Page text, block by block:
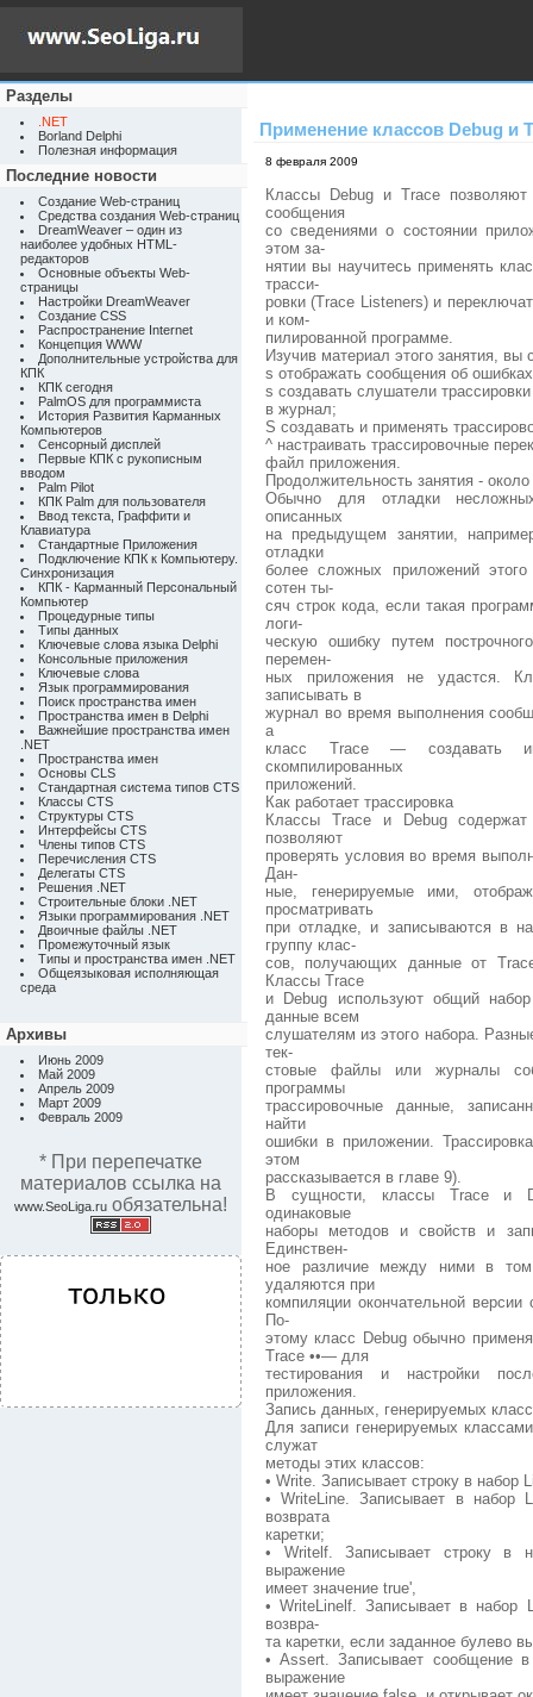
Разделы
.NET
Borland Delphi
Полезная информация
Последние новости
Создание Web-страниц
Средства создания Web-страниц
DreamWeaver – один из
наиболее удобных HTML-
редакторов
Основные объекты Web-
страницы
Настройки DreamWeaver
Создание CSS
Распространение Internet
Концепция WWW
Дополнительные устройства для
КПК
КПК сегодня
PalmOS для программиста
История Развития Карманных
Компьютеров
Сенсорный дисплей
Первые КПК с рукописным
вводом
Palm Pilot
КПК Palm для пользователя
Ввод текста, Граффити и
Клавиатура
Стандартные Приложения
Подключение КПК к Компьютеру.
Синхронизация
КПК - Карманный Персональный
Компьютер
Процедурные типы
Типы данных
Ключевые слова языка Delphi
Консольные приложения
Ключевые слова
Язык программирования
Поиск пространства имен
Пространства имен в Delphi
Важнейшие пространства имен
.NET
Пространства имен
Основы CLS
Стандартная система типов CTS
Классы CTS
Структуры CTS
Интерфейсы CTS
Члены типов CTS
Перечисления CTS
Делегаты CTS
Решения .NET
Строительные блоки .NET
Языки программирования .NET
Двоичные файлы .NET
Промежуточный язык
Типы и пространства имен .NET
Общеязыковая исполняющая
среда
Архивы
Июнь 2009
Май 2009
Апрель 2009
Март 2009
Февраль 2009
* При перепечатке
материалов ссылка на
www.SeoLiga.ru обязательна!
Применение классов Debug и
8 февраля 2009
Классы Debug и Trace
сообщения
со сведениями о состоянии
этом за-
нятии вы научитесь применять
трасси-
ровки (Trace Listeners) и
и ком-
пилированной программе.
Изучив материал этого занятия, вы
s отображать сообщения об
s создавать слушатели
в журнал;
S создавать и применять
^ настраивать трассировочные
файл приложения.
Продолжительность занятия -
Обычно для отладки
описанных
на предыдущем занятии,
отладки
более сложных приложений
сотен ты-
сяч строк кода, если такая
логи-
ческую ошибку путем
перемен-
ных приложения не удастся.
записывать в
журнал во время выполнения
а
класс Trace — создавать
скомпилированных
приложений.
Как работает трассировка
Классы Trace и Debug
позволяют
проверять условия во время
Дан-
ные, генерируемые ими,
просматривать
при отладке, и записываются в
группу клас-
сов, получающих данные от
Классы Trace
и Debug используют общий
данные всем
слушателям из этого набора.
тек-
стовые файлы или журналы
программы
трассировочные данные,
найти
ошибки в приложении.
этом
рассказывается в главе 9).
В сущности, классы Trace и
одинаковые
наборы методов и свойств и
Единствен-
ное различие между ними в
удаляются при
компиляции окончательной
По-
этому класс Debug обычно
Trace ••— для
тестирования и настройки
приложения.
Запись данных, генерируемых
Для записи генерируемых
служат
методы этих классов:
• Write. Записывает строку в набор
• WriteLine. Записывает в набор
возврата
каретки;
• Writelf. Записывает строку в
выражение
имеет значение true',
• WriteLinelf. Записывает в набор
возвра-
та каретки, если заданное булево
• Assert. Записывает сообщение
выражение